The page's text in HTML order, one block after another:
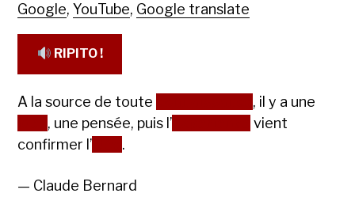
Google,YouTube, Google translate
RIPITO !
A la source de toute
, il y a une
, une pensée, puis l’
vient
confirmer l’
.
— Claude Bernard